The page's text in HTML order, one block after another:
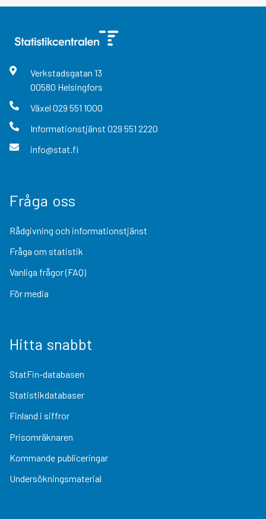
Verkstadsgatan 13
00580 Helsingfors
Växel 029 551 1000
Informationstjänst 029 551 2220
info@stat.fi
Fråga oss
Rådgivning och informationstjänst
Fråga om statistik
Vanliga frågor (FAQ)
För media
Hitta snabbt
StatFin-databasen
Statistikdatabaser
Finland i siffror
Prisomräknaren
Kommande publiceringar
Undersökningsmaterial